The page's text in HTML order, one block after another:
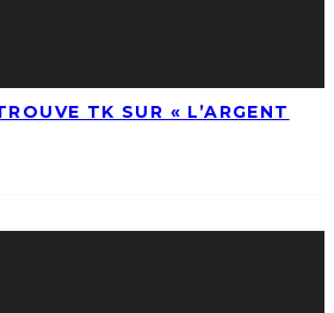
TK SUR « L’ARGENT